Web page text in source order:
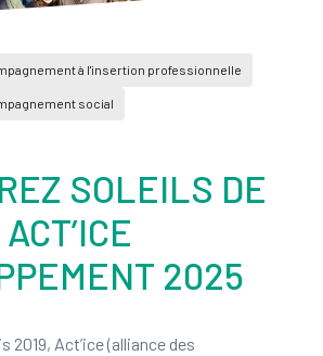
à l'insertion professionnelle
social
SOLEILS DE
2025
2019, Act’ice (alliance des